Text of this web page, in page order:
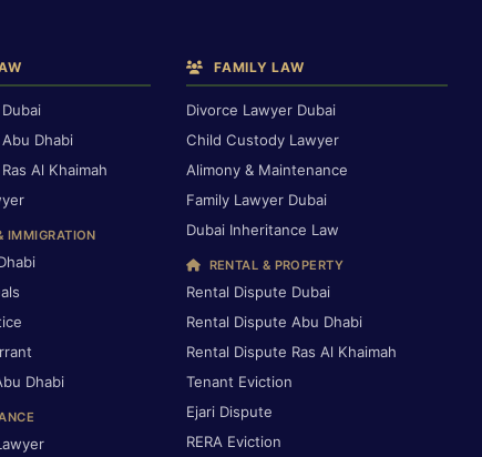
Dhabi
Al Khaimah
IMMIGRATION
Dhabi
FAMILY LAW
Divorce Lawyer Dubai
Child Custody Lawyer
Alimony & Maintenance
Family Lawyer Dubai
Dubai Inheritance Law
RENTAL & PROPERTY
Rental Dispute Dubai
Rental Dispute Abu Dhabi
Rental Dispute Ras Al Khaimah
Tenant Eviction
Ejari Dispute
RERA Eviction